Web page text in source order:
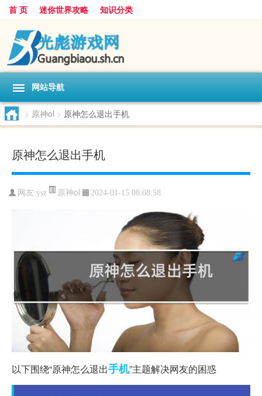
首 页 迷你世界攻略 知识分类
网站导航
> 原神ol > 原神怎么退出手机
原神怎么退出手机
网友:ysz 原神ol 2024-01-15 08:08:58
以下围绕“原神怎么退出手机”主题解决网友的困惑